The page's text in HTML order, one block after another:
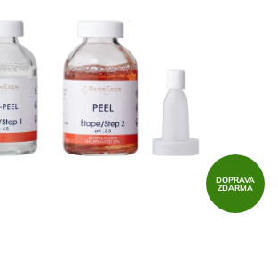
DOPRAVA
ZDARMA